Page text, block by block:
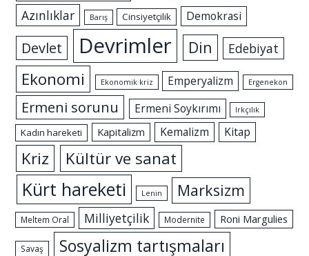
Azınlıklar Barış Cinsiyetçilik Demokrasi
Devlet Devrimler Din Edebiyat
Ekonomi Ekonomik kriz Emperyalizm Ergenekon
Ermeni sorunu Ermeni Soykırımı Irkçılık
Kadın hareketi Kapitalizm Kemalizm Kitap
Kriz Kültür ve sanat
Kürt hareketi Lenin Marksizm
Meltem Oral Milliyetçilik Modernite Roni Margulies
Savaş Sosyalizm tartışmaları